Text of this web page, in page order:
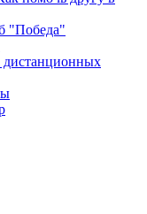
"Победа"
дистанционных